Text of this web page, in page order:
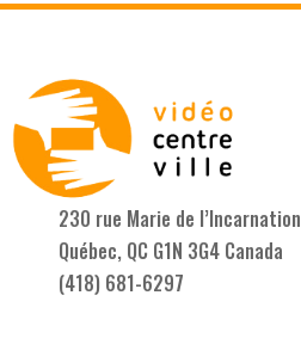
230 rue Marie de l’Incarnation
Québec, QC G1N 3G4 Canada
(418) 681-6297